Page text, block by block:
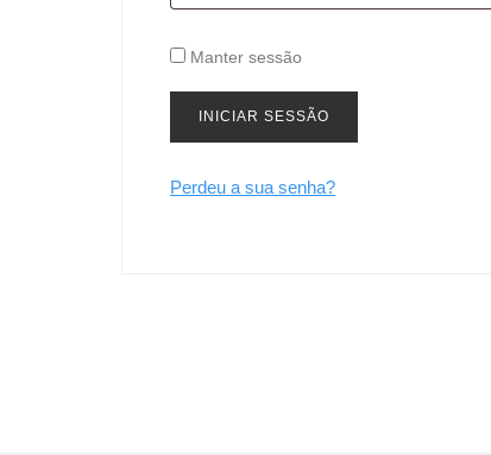
Manter sessão
INICIAR SESSÃO
Perdeu a sua senha?